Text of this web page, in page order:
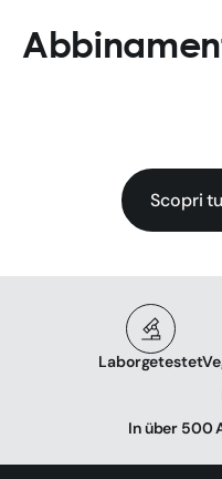
Scopri
Laborgetestet
In über 500